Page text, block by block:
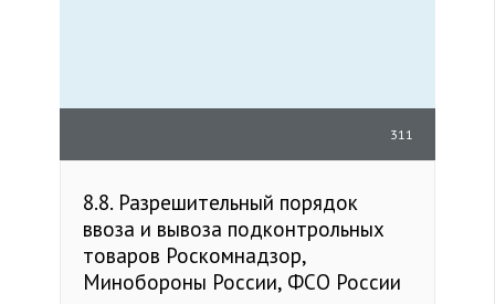
311
8.8. Разрешительный порядок
ввоза и вывоза подконтрольных
товаров Роскомнадзор,
Минобороны России, ФСО России